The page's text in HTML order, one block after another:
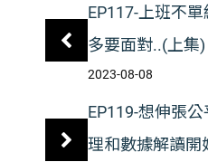
EP117-上班不
多要面對..(上集)
2023-08-08
EP119-想伸張
理和數據解讀開